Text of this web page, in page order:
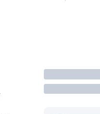
Operar